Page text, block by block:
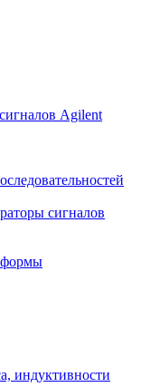
Agilent
сигналов
формы
индуктивности